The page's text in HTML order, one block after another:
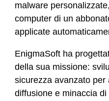
malware
computer di un
applicate
EnigmaSoft ha
della sua missione:
sicurezza avanzato
diffusione e minaccia